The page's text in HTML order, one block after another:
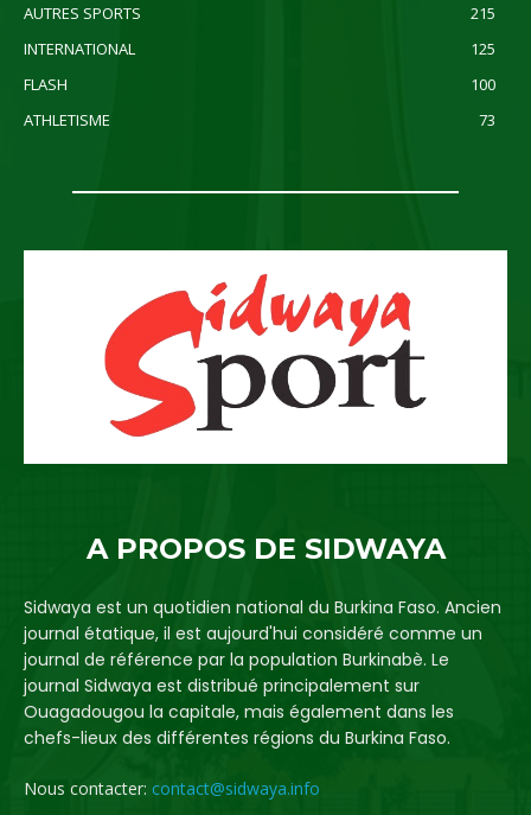
AUTRES SPORTS
215
INTERNATIONAL
125
FLASH
100
ATHLETISME
73
A PROPOS DE SIDWAYA
Sidwaya est un quotidien national du Burkina Faso. Ancien
journal étatique, il est aujourd'hui considéré comme un
journal de référence par la population Burkinabè. Le
journal Sidwaya est distribué principalement sur
Ouagadougou la capitale, mais également dans les
chefs-lieux des différentes régions du Burkina Faso.
Nous contacter: contact@sidwaya.info